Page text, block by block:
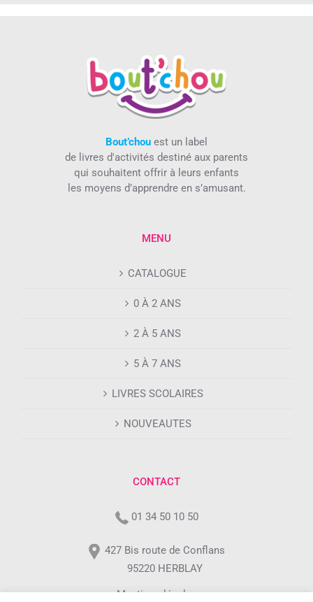
Bout’chou est un label
de livres d'activités destiné aux parents
qui souhaitent offrir à leurs enfants
les moyens d’apprendre en s’amusant.
MENU
CATALOGUE
0 À 2 ANS
2 À 5 ANS
5 À 7 ANS
LIVRES SCOLAIRES
NOUVEAUTES
CONTACT
01 34 50 10 50
427 Bis route de Conflans
95220 HERBLAY
Mentions légales